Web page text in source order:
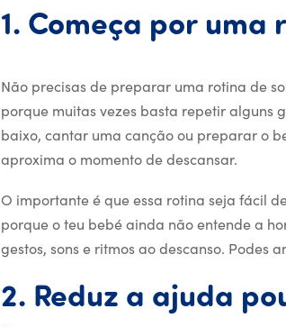
1. Começa por uma
Não precisas de preparar uma rotina de
porque muitas vezes basta repetir alguns
baixo, cantar uma canção ou preparar o
aproxima o momento de descansar.
O importante é que essa rotina seja fácil
porque o teu bebé ainda não entende a
gestos, sons e ritmos ao descanso. Podes
2. Reduz a ajuda